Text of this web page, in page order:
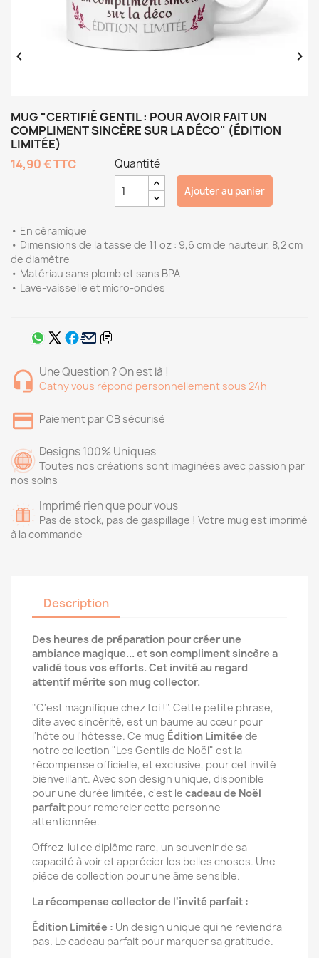
 
MUG "CERTIFIÉ GENTIL : POUR AVOIR FAIT UN
COMPLIMENT SINCÈRE SUR LA DÉCO" (ÉDITION
LIMITÉE)
14,90 €TTC
• En céramique
• Dimensions de la tasse de 11 oz : 9,6 cm de hauteur, 8,2 cm
de diamètre
• Matériau sans plomb et sans BPA
• Lave-vaisselle et micro-ondes
Quantité
Ajouter au panier
Une Question ? On est là !
Cathy vous répond personnellement sous 24h
Paiement par CB sécurisé
Designs 100% Uniques
Toutes nos créations sont imaginées avec passion par
nos soins
Imprimé rien que pour vous
Pas de stock, pas de gaspillage ! Votre mug est imprimé
à la commande
Description
Des heures de préparation pour créer une
ambiance magique... et son compliment sincère a
validé tous vos efforts. Cet invité au regard
attentif mérite son mug collector.
"C'est magnifique chez toi !". Cette petite phrase,
dite avec sincérité, est un baume au cœur pour
l'hôte ou l'hôtesse. Ce mug Édition Limitée de
notre collection "Les Gentils de Noël" est la
récompense officielle, et exclusive, pour cet invité
bienveillant. Avec son design unique, disponible
pour une durée limitée, c'est le cadeau de Noël
parfait pour remercier cette personne
attentionnée.
Offrez-lui ce diplôme rare, un souvenir de sa
capacité à voir et apprécier les belles choses. Une
pièce de collection pour une âme sensible.
La récompense collector de l'invité parfait :
Édition Limitée : Un design unique qui ne reviendra
pas. Le cadeau parfait pour marquer sa gratitude.